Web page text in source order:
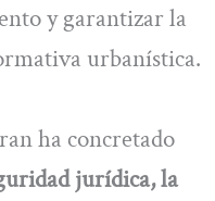
y garantizar la
urbanística.
ha concretado
jurídica, la